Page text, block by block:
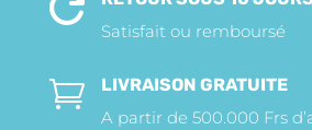

Satisfait ou remboursé

LIVRAISON GRATUITE
A partir de 500.000 Frs